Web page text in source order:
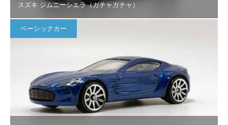
スズキ ジムニーシエラ（ガチャガチャ）
ベーシックカー